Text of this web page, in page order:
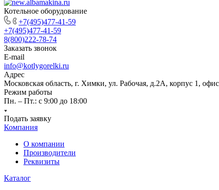
Котельное оборудование
+7(495)477-41-59
+7(495)477-41-59
8(800)222-78-74
Заказать звонок
E-mail
info@kotlygorelki.ru
Адрес
Московская область, г. Химки, ул. Рабочая, д.2А, корпус 1,
Режим работы
Пн. – Пт.: с 9:00 до 18:00
Подать заявку
Компания
О компании
Производители
Реквизиты
Каталог